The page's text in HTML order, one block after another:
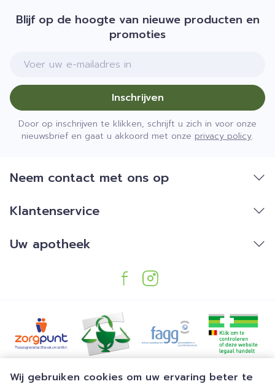
Wij gebruiken cookies om uw ervaring beter te
Blijf op de hoogte van nieuwe producten en
promoties
E-mail adres
Inschrijven
Door op inschrijven te klikken, schrijft u zich in voor onze
nieuwsbrief en gaat u akkoord met onze privacy policy.
Neem contact met ons op
Klantenservice
Uw apotheek
Juridische links